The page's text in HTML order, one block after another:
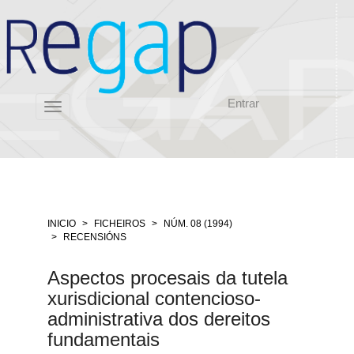
rápido
contido
da
Navegación
principal
Entrar
Toggle
navigation
INICIO FICHEIROS
NÚM. 08 (1994)
RECENSIÓNS
Aspectos procesais da tutela
xurisdicional contencioso-
administrativa dos dereitos
fundamentais